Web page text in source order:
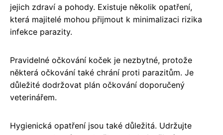
jejich zdraví a pohody. Existuje několik opatření,
která majitelé mohou přijmout k minimalizaci rizika
infekce parazity.
Pravidelné očkování koček je nezbytné, protože
některá očkování také chrání proti parazitům. Je
důležité dodržovat plán očkování doporučený
veterinářem.
Hygienická opatření jsou také důležitá. Udržujte